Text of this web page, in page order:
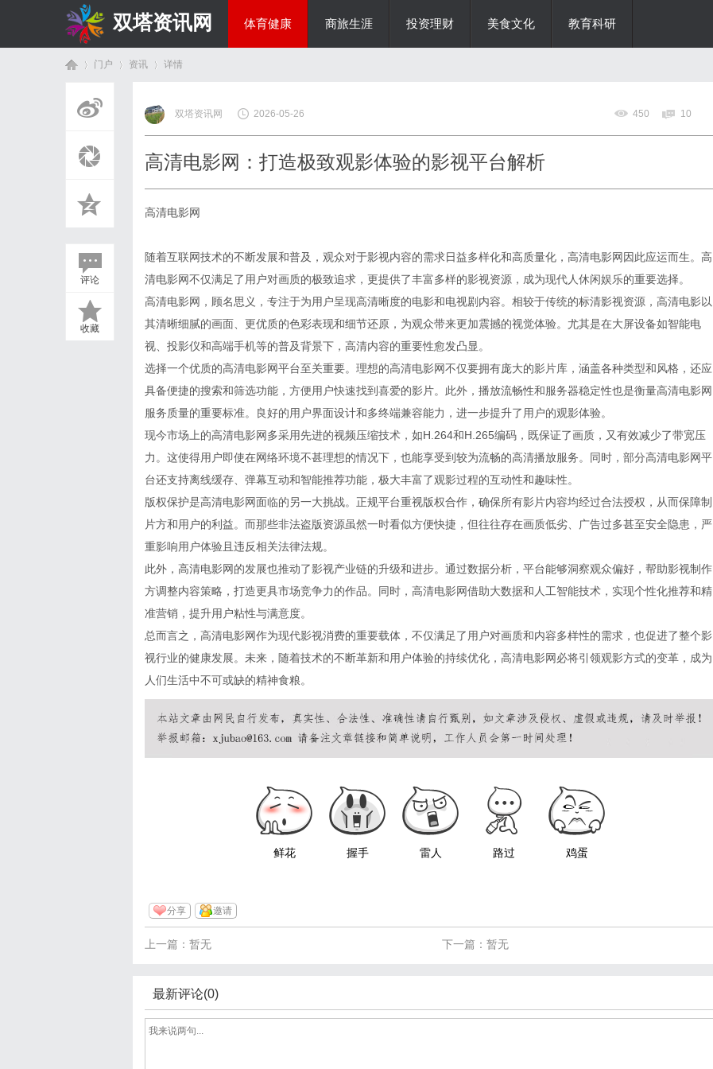
双塔资讯网 体育健康 商旅生涯 投资理财 美食文化 教育科研
门户 资讯
›
详情
评论
收藏
双塔资讯网 2026-05-26 450 10
高清电影网：打造极致观影体验的影视平台解析
高清电影网
随着互联网技术的不断发展和普及，观众对于影视内容的需求日益多样化和高质量化，高清电影网因此应运而生。高
清电影网不仅满足了用户对画质的极致追求，更提供了丰富多样的影视资源，成为现代人休闲娱乐的重要选择。
高清电影网，顾名思义，专注于为用户呈现高清晰度的电影和电视剧内容。相较于传统的标清影视资源，高清电影以
其清晰细腻的画面、更优质的色彩表现和细节还原，为观众带来更加震撼的视觉体验。尤其是在大屏设备如智能电
视、投影仪和高端手机等的普及背景下，高清内容的重要性愈发凸显。
选择一个优质的高清电影网平台至关重要。理想的高清电影网不仅要拥有庞大的影片库，涵盖各种类型和风格，还应
具备便捷的搜索和筛选功能，方便用户快速找到喜爱的影片。此外，播放流畅性和服务器稳定性也是衡量高清电影网
服务质量的重要标准。良好的用户界面设计和多终端兼容能力，进一步提升了用户的观影体验。
现今市场上的高清电影网多采用先进的视频压缩技术，如H.264和H.265编码，既保证了画质，又有效减少了带宽压
力。这使得用户即使在网络环境不甚理想的情况下，也能享受到较为流畅的高清播放服务。同时，部分高清电影网平
台还支持离线缓存、弹幕互动和智能推荐功能，极大丰富了观影过程的互动性和趣味性。
版权保护是高清电影网面临的另一大挑战。正规平台重视版权合作，确保所有影片内容均经过合法授权，从而保障制
片方和用户的利益。而那些非法盗版资源虽然一时看似方便快捷，但往往存在画质低劣、广告过多甚至安全隐患，严
重影响用户体验且违反相关法律法规。
此外，高清电影网的发展也推动了影视产业链的升级和进步。通过数据分析，平台能够洞察观众偏好，帮助影视制作
方调整内容策略，打造更具市场竞争力的作品。同时，高清电影网借助大数据和人工智能技术，实现个性化推荐和精
准营销，提升用户粘性与满意度。
总而言之，高清电影网作为现代影视消费的重要载体，不仅满足了用户对画质和内容多样性的需求，也促进了整个影
视行业的健康发展。未来，随着技术的不断革新和用户体验的持续优化，高清电影网必将引领观影方式的变革，成为
人们生活中不可或缺的精神食粮。
鲜花 握手 雷人 路过 鸡蛋
分享 邀请
下一篇：暂无
上一篇：暂无
最新评论(0)